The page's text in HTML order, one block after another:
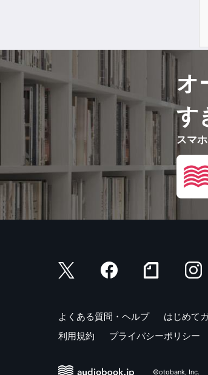
オ
す
スマ
よくある質問・ヘルプ はじめて
利用規約
プライバシーポリシー
©otobank, Inc.